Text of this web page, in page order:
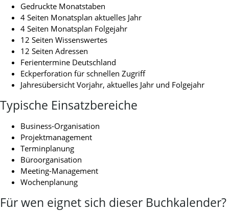
Gedruckte Monatstaben
4 Seiten Monatsplan aktuelles Jahr
4 Seiten Monatsplan Folgejahr
12 Seiten Wissenswertes
12 Seiten Adressen
Ferientermine Deutschland
Eckperforation für schnellen Zugriff
Jahresübersicht Vorjahr, aktuelles Jahr und Folgejahr
Typische Einsatzbereiche
Business-Organisation
Projektmanagement
Terminplanung
Büroorganisation
Meeting-Management
Wochenplanung
Für wen eignet sich dieser Buchkalender?